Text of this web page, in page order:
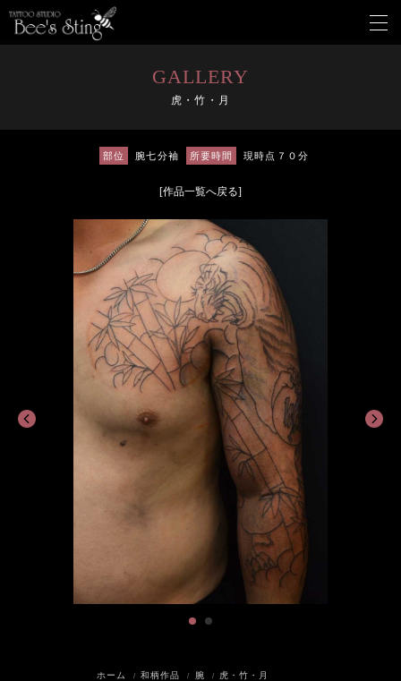
メ
ニ
GALLERY
虎・竹・月
部位 腕七分袖 所要時間 現時点７０分
ホーム 和柄作品 腕 虎・竹・月